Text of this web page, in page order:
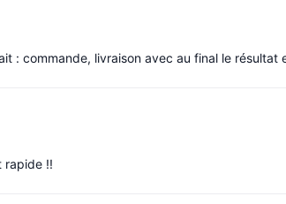
: commande, livraison avec au final le résultat
rapide !!